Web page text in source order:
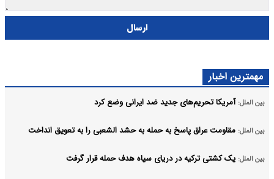
ارسال
مهمترین اخبار
بین الملل: آمریکا تحریم‌های جدید ضد ایرانی وضع کرد
بین الملل: مقاومت عراق پاسخ به حمله به حشد الشعبی را به تعویق انداخت
بین الملل: یک کشتی ترکیه در دریای سیاه هدف حمله قرار گرفت